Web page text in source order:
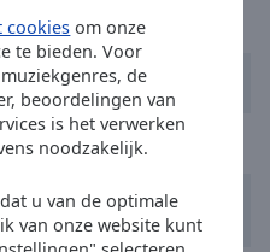
cookies om onze
te bieden. Voor
de
beoordelingen van
is het verwerken
noodzakelijk.
u van de optimale
van onze website kunt
Ballade Pour Adeline
A Man Without Love
Quando Quando